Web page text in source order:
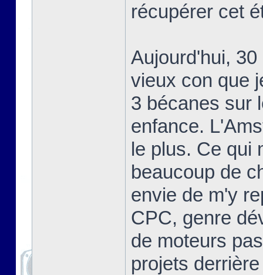
récupérer cet
Aujourd'hui,
vieux con que
3 bécanes sur
enfance.
le plus. Ce qui
beaucoup de
envie de m'y
CPC, genre
de moteurs
projets